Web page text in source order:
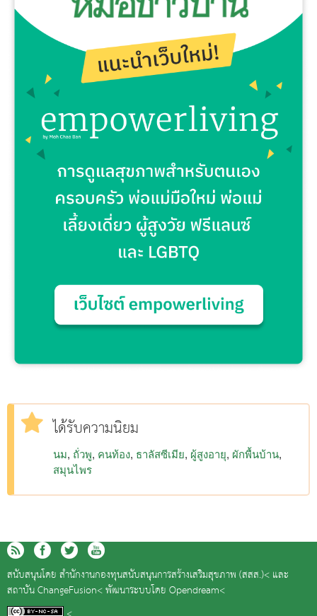
ได้รับความนิยม
นม ถั่วพู คนท้อง ธาลัสซีเมีย ผู้สูงอายุ ผักพื้นบ้าน
สมุนไพร
สนับสนุนโดย สำนักงานกองทุนสนับสนุนการสร้างเสริมสุขภาพ (สสส.)< และ
สถาบัน ChangeFusion<พัฒนาระบบโดย Opendream<